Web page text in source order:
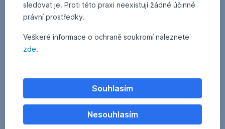
sledovat je. Proti této praxi neexistují žádné účinné
právní prostředky.
Veškeré informace o ochraně soukromí naleznete
zde.
Souhlasím
Nesouhlasím